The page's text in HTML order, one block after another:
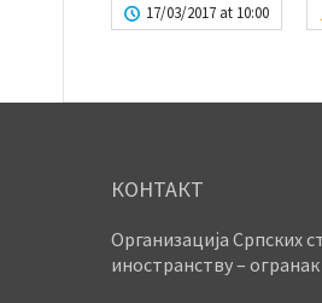
17/03/2017 at 10:00
КОНТАКТ
Организација Српских
иностранству –